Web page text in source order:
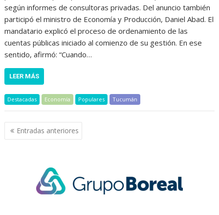
según informes de consultoras privadas. Del anuncio también
participó el ministro de Economía y Producción, Daniel Abad. El
mandatario explicó el proceso de ordenamiento de las
cuentas públicas iniciado al comienzo de su gestión. En ese
sentido, afirmó: “Cuando…
LEER MÁS
Destacadas Economía Populares Tucumán
Navegación
de
Entradas anteriores